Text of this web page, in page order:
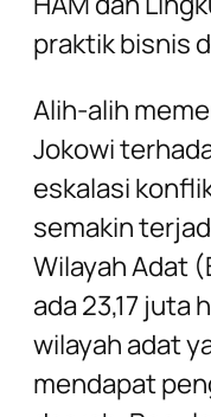
praktik bisnis
Alih-alih
Jokowi
eskalasi
semakin
Wilayah Adat
ada 23,17 juta
wilayah adat
mendapat